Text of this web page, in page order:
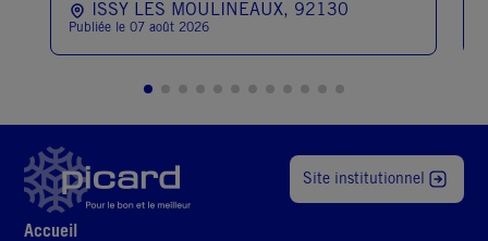
ISSY LES MOULINEAUX, 92130
Publiée le 07 août 2026
Site institutionnel
Accueil